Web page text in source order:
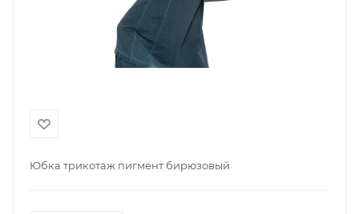
Юбка трикотаж пигмент бирюзовый